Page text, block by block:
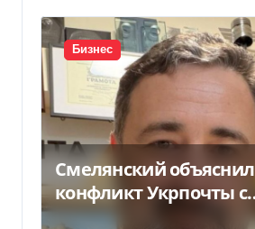
Бизнес
Смелянский объяснил
конфликт Укрпочты с
НБУ из-за платежек